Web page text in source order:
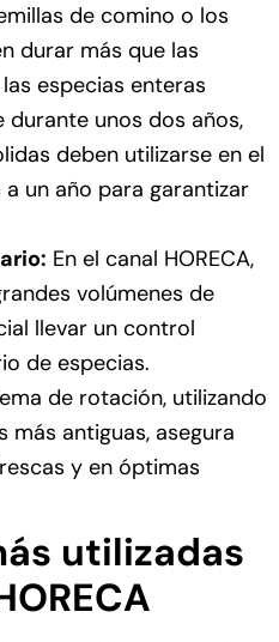
de comino o los
durar más que las
especias enteras
durante unos dos años,
deben utilizarse en el
un año para garantizar
En el canal HORECA,
volúmenes de
llevar un control
de especias.
de rotación, utilizando
más antiguas, asegura
y en óptimas
utilizadas